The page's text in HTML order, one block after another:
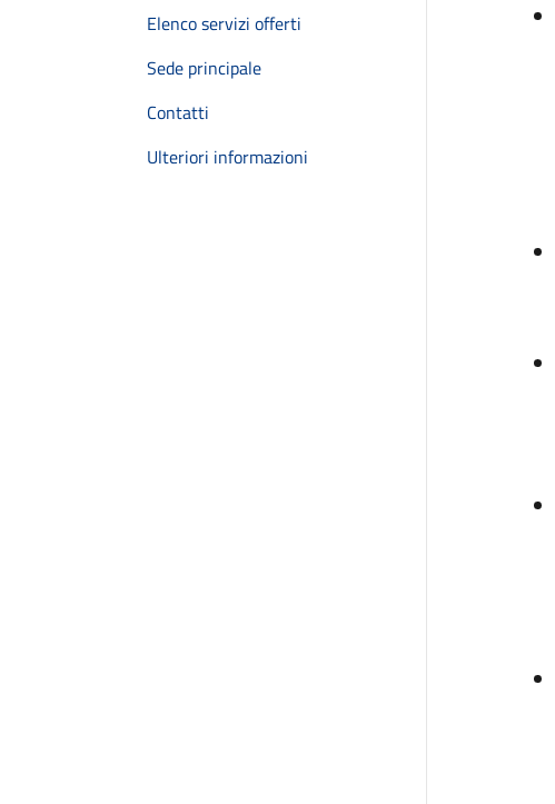
Elenco servizi offerti
Sede principale
Contatti
Ulteriori informazioni